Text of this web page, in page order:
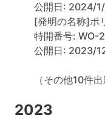
公開日: 2024/1/
[発明の名称]ポ
特開番号: WO-
公開日: 2023/
（その他10件出
2023